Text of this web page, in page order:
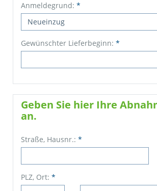
Anmeldegrund: *
Neueinzug
Gewünschter Lieferbeginn: *
Geben Sie hier Ihre
an.
Straße, Hausnr.: *
PLZ, Ort: *